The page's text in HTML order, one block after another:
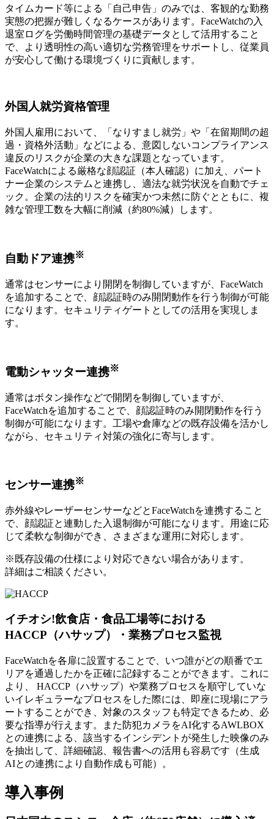
タイムカード等による「自己申告」のみでは、客観的な勤務
実態の把握が難しくなるケースがあります。FaceWatchの入
退室ログを労働時間管理の基礎データとして活用すること
で、より透明性の高い適切な労務管理をサポートし、従業員
が安心して働ける環境づくりに貢献します。
外国人就労資格管理
外国人雇用において、「なりすまし就労」や「在留期間の超
過・資格外活動」などによる、意図しないコンプライアンス
違反のリスクが企業の大きな課題となっています。
FaceWatchによる厳格な顔認証（本人確認）に加え、パート
ナー企業のシステムと連携し、適法な就労状況を自動でチェ
ック。企業の法的リスクを確実かつ未然に防ぐとともに、複
雑な管理工数を大幅に削減（約80%減）します。
自動ドア連携※
通常はセンサーにより開閉を制御していますが、FaceWatch
を追加することで、顔認証時のみ開閉動作を行う制御が可能
になります。セキュリティゲートとしての活用を実現しま
す。
電動シャッター連携※
通常はボタン操作などで開閉を制御していますが、
FaceWatchを追加することで、顔認証時のみ開閉動作を行う
制御が可能になります。工場や倉庫などの既存設備を活かし
ながら、セキュリティ対策の強化に寄与します。
センサー連携※
赤外線やレーザーセンサーなどとFaceWatchを連携すること
で、顔認証と連動した入退制御が可能になります。用途に応
じて柔軟な制御ができ、さまざまな運用に対応します。
※既存設備の仕様により対応できない場合があります。
詳細はご相談ください。
イチオシ!飲食店・食品工場等における
HACCP（ハサップ）・業務プロセス監視
FaceWatchを各扉に設置することで、いつ誰がどの順番でエ
リアを通過したかを正確に記録することができます。これに
より、 HACCP（ハサップ）や業務プロセスを順守していな
いイレギュラーなプロセスをした際には、即座に現場にアラ
ートすることができ、対象のスタッフも特定できるため、必
要な指導が行えます。また防犯カメラをAI化するAWLBOX
との連携による、該当するインシデントが発生した映像のみ
を抽出して、詳細確認、報告書への活用も容易です（生成
AIとの連携により自動作成も可能）。
導入事例